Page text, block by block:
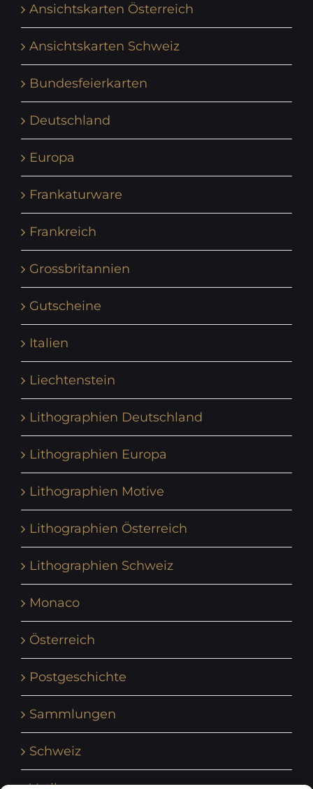
Ansichtskarten Österreich
Ansichtskarten Schweiz
Bundesfeierkarten
Deutschland
Europa
Frankaturware
Frankreich
Grossbritannien
Gutscheine
Italien
Liechtenstein
Lithographien Deutschland
Lithographien Europa
Lithographien Motive
Lithographien Österreich
Lithographien Schweiz
Monaco
Österreich
Postgeschichte
Sammlungen
Schweiz